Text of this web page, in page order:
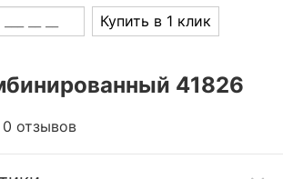
Купить в 1 клик
41826
0 отзывов